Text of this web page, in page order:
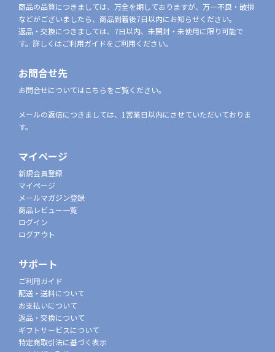
商品の品質につきましては、万全を期しておりますが、万一不良・破損
などがございましたら、商品到着後7日以内にお知らせください。
返品・交換につきましては、7日以内、未開封・未使用に限り可能で
す。詳しくはご利用ガイドをご利用ください。
お問合せ先
お問合せについてはこちらをご覧ください。
メールの返信につきましては、1営業日以内にさせていただいておりま
す。
マイページ
新規会員登録
マイページ
メールマガジン登録
商品レビュー一覧
ログイン
ログアウト
サポート
ご利用ガイド
配送・送料について
お支払いについて
返品・交換について
ギフトサービスについて
特定商取引法に基づく表示